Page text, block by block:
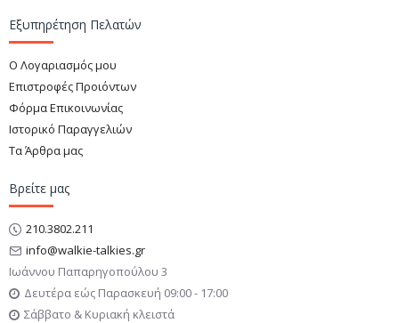
Εξυπηρέτηση Πελατών
Ο Λογαριασμός μου
Επιστροφές Προιόντων
Φόρμα Επικοινωνίας
Ιστορικό Παραγγελιών
Τα Άρθρα μας
Βρείτε μας
210.3802.211
info@walkie-talkies.gr
Ιωάννου Παπαρηγοπούλου 3
Δευτέρα εώς Παρασκευή 09:00 - 17:00
Σάββατο & Κυριακή κλειστά